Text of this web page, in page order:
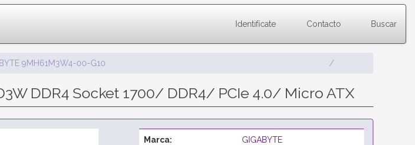
Identifícate Contacto Buscar
9MH61M3W4-00-G10
DDR4 Socket 1700/ DDR4/ PCIe 4.0/ Micro ATX
Marca: GIGABYTE